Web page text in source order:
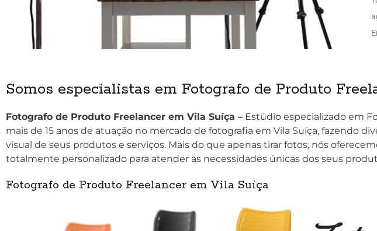
Somos especialistas em Fotografo de Produto
Fotografo de Produto Freelancer em Vila Suíça – Estúdio especializado em
mais de 15 anos de atuação no mercado de fotografia em Vila Suíça, fazendo
visual de seus produtos e serviços. Mais do que apenas tirar fotos, nós
totalmente personalizado para atender as necessidades únicas dos seus
Fotografo de Produto Freelancer em Vila Suíça